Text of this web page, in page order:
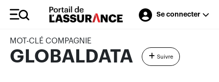
Se connecter
MOT-CLÉ COMPAGNIE
GLOBALDATA Suivre